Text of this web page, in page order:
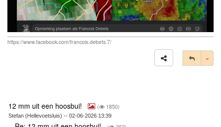
https://www.facebook.com/francois.debets.7/
12 mm uit een hoosbui! ( 1850)
Stefan (Hellevoetsluis) -- 02-06-2026 13:39